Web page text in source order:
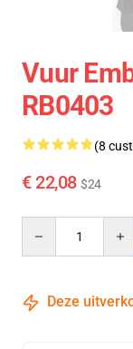
Vuur
RB0403
(8
€ 22,08 $24
Deze